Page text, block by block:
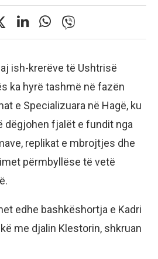
ish-krerëve të Ushtrisë
ka hyrë tashmë në fazën
e Specializuara në Hagë, ku
dëgjohen fjalët e fundit nga
replikat e mbrojtjes dhe
përmbyllëse të vetë
edhe bashkëshortja e Kadri
me djalin Klestorin, shkruan